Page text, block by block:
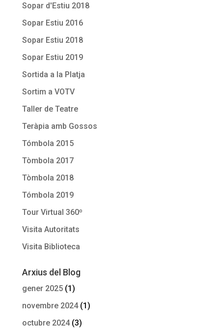
Sopar d'Estiu 2018
Sopar Estiu 2016
Sopar Estiu 2018
Sopar Estiu 2019
Sortida a la Platja
Sortim a VOTV
Taller de Teatre
Teràpia amb Gossos
Tómbola 2015
Tòmbola 2017
Tòmbola 2018
Tómbola 2019
Tour Virtual 360º
Visita Autoritats
Visita Biblioteca
Arxius del Blog
gener 2025(1)
novembre 2024(1)
octubre 2024(3)